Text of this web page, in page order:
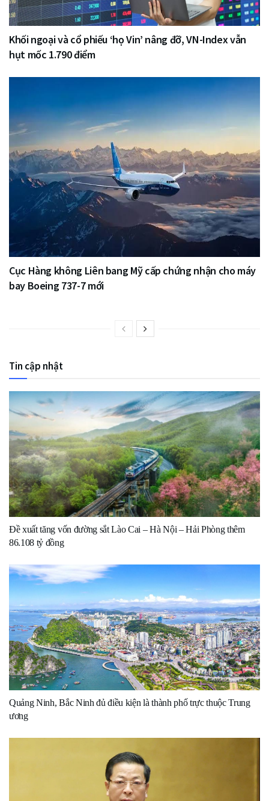
Khối ngoại và cổ phiếu ‘họ Vin’ nâng đỡ, VN-Index vẫn
hụt mốc 1.790 điểm
Cục Hàng không Liên bang Mỹ cấp chứng nhận cho máy
bay Boeing 737-7 mới
Tin cập nhật
Đề xuất tăng vốn đường sắt Lào Cai – Hà Nội – Hải Phòng thêm
86.108 tỷ đồng
Quảng Ninh, Bắc Ninh đủ điều kiện là thành phố trực thuộc Trung
ương